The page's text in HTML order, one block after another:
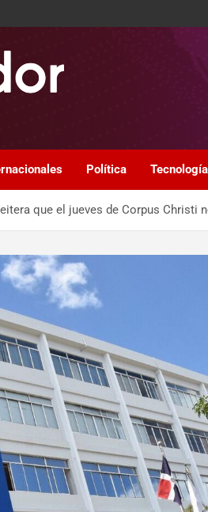
Política Tecnología
que el jueves de Corpus Christi